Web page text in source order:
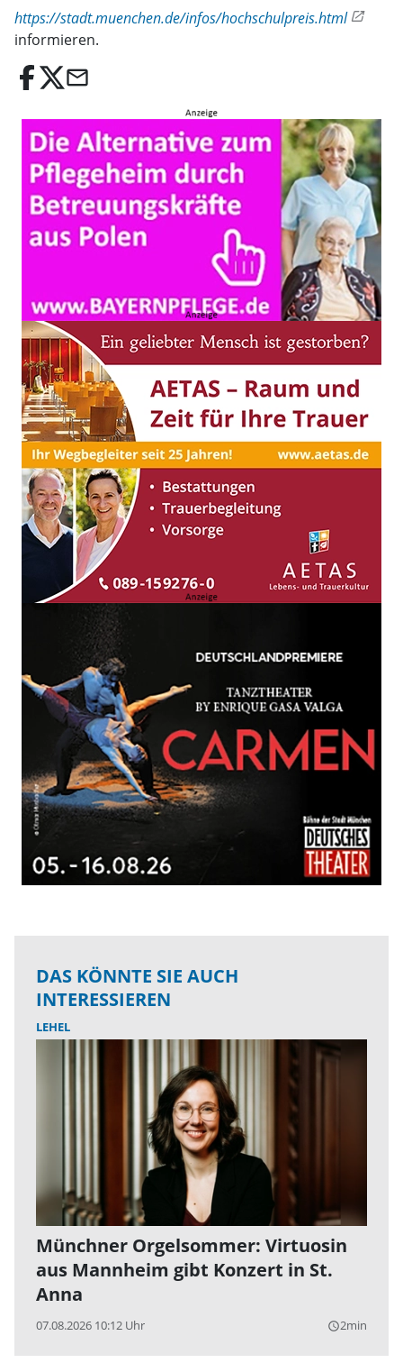
https://stadt.muenchen.de/infos/hochschulpreis.html
informieren.
email
DAS KÖNNTE SIE AUCH
INTERESSIEREN
LEHEL
Münchner Orgelsommer: Virtuosin
aus Mannheim gibt Konzert in St.
Anna
07.08.2026 10:12 Uhr query_builder2min